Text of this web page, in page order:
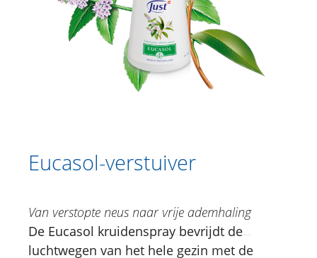
Lichaamsverzorging
Kruidencrèmes
Voetverzorging
Gesichtsverzorging
Aromatherapie
Tea tree | Manuca | Rosalina
Etherisch Olie
Eucasol-verstuiver
Van verstopte neus naar vrije ademhaling
De Eucasol kruidenspray bevrijdt de
luchtwegen van het hele gezin met de